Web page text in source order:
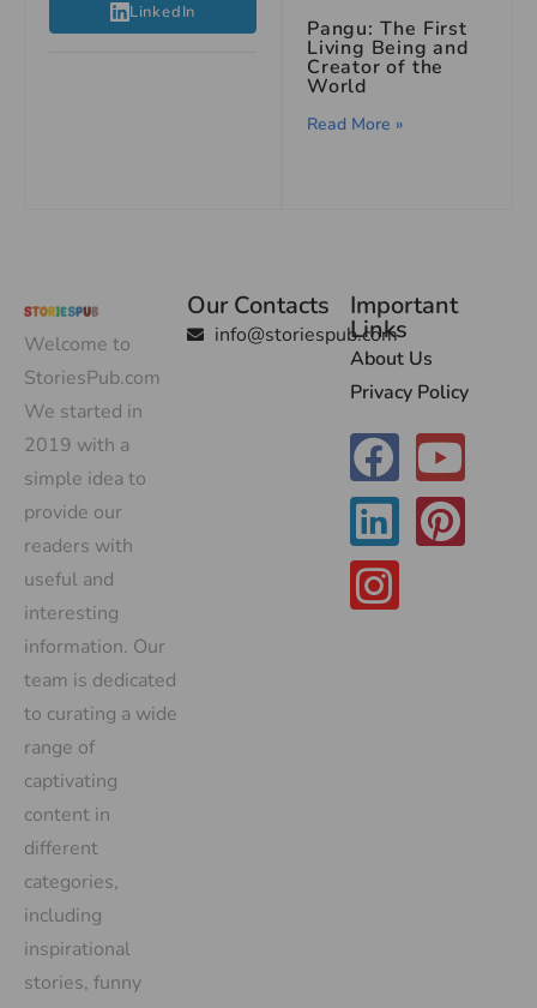
LinkedIn
Pangu: The First
Living Being and
Creator of the
World
Read More »
Welcome to
StoriesPub.com
We started in
2019 with a
simple idea to
provide our
readers with
useful and
interesting
information. Our
team is dedicated
to curating a wide
range of
captivating
content in
different
categories,
including
inspirational
stories, funny
Our Contacts
info@storiespub.com
Important
Links
About Us
Privacy Policy